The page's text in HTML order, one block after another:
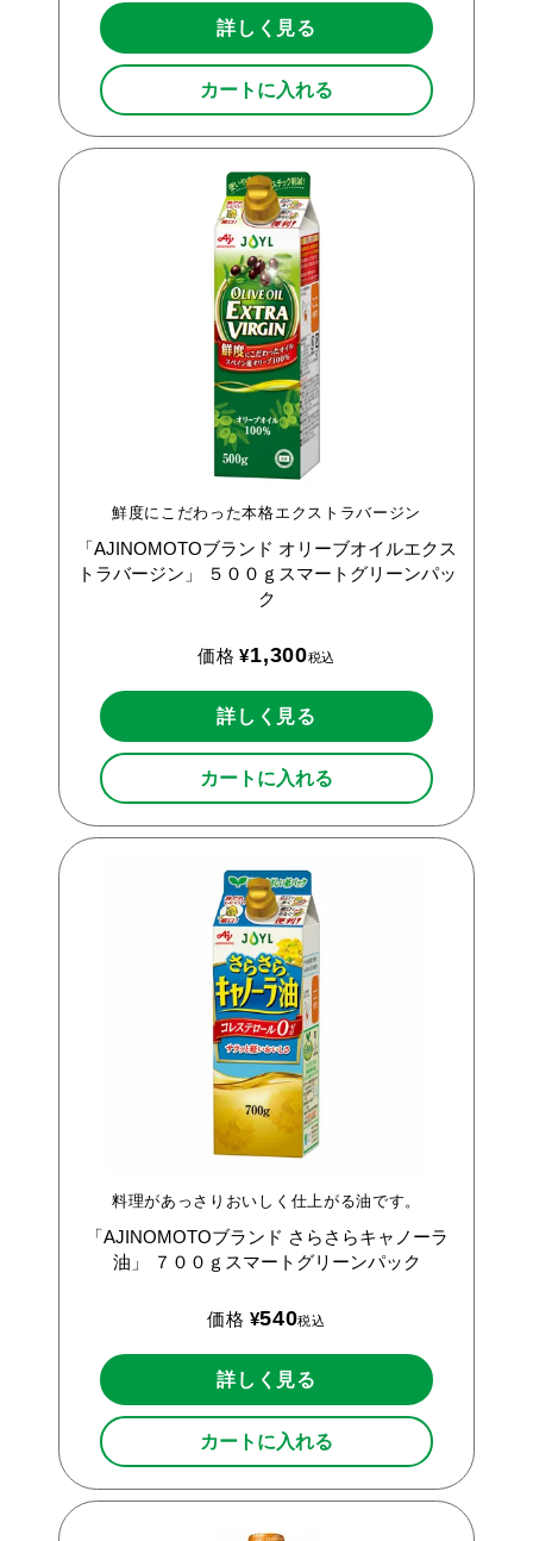
詳しく見る
カートに入れる
鮮度にこだわった本格エクストラバージン
「AJINOMOTOブランド オリーブオイルエクス
トラバージン」
５００ｇスマートグリーンパッ
ク
価格 ¥1,300税込
詳しく見る
カートに入れる
料理があっさりおいしく仕上がる油です。
「AJINOMOTOブランド さらさらキャノーラ
油」
７００ｇスマートグリーンパック
価格 ¥540税込
詳しく見る
カートに入れる